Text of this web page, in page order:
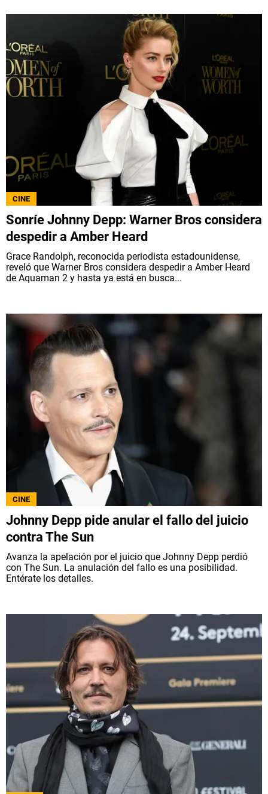
CINE
Sonríe Johnny Depp: Warner Bros considera
despedir a Amber Heard
Grace Randolph, reconocida periodista estadounidense,
reveló que Warner Bros considera despedir a Amber Heard
de Aquaman 2 y hasta ya está en busca...
CINE
Johnny Depp pide anular el fallo del juicio
contra The Sun
Avanza la apelación por el juicio que Johnny Depp perdió
con The Sun. La anulación del fallo es una posibilidad.
Entérate los detalles.